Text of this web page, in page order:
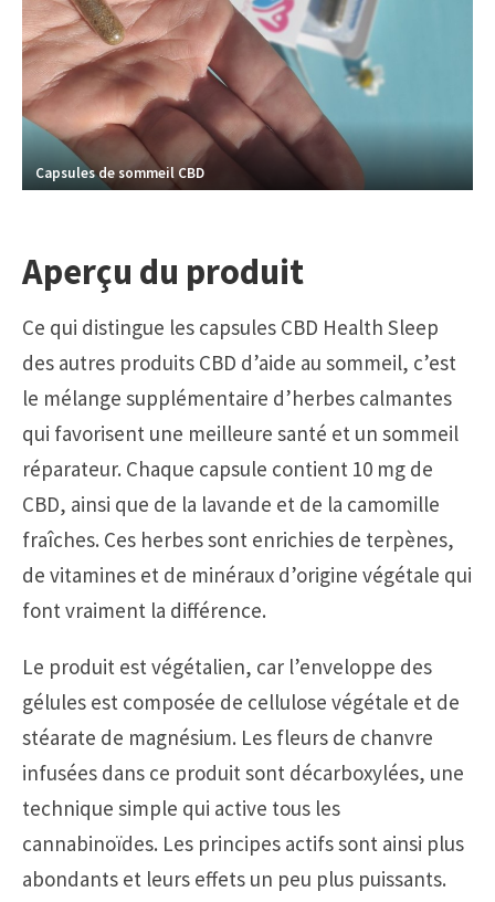
Capsules de sommeil CBD
Aperçu du produit
Ce qui distingue les capsules CBD Health Sleep
des autres produits CBD d’aide au sommeil, c’est
le mélange supplémentaire d’herbes calmantes
qui favorisent une meilleure santé et un sommeil
réparateur. Chaque capsule contient 10 mg de
CBD, ainsi que de la lavande et de la camomille
fraîches. Ces herbes sont enrichies de terpènes,
de vitamines et de minéraux d’origine végétale qui
font vraiment la différence.
Le produit est végétalien, car l’enveloppe des
gélules est composée de cellulose végétale et de
stéarate de magnésium. Les fleurs de chanvre
infusées dans ce produit sont décarboxylées, une
technique simple qui active tous les
cannabinoïdes. Les principes actifs sont ainsi plus
abondants et leurs effets un peu plus puissants.